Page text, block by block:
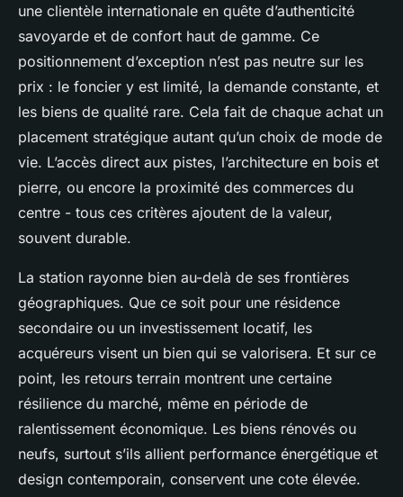
une clientèle internationale en quête d’authenticité
savoyarde et de confort haut de gamme. Ce
positionnement d’exception n’est pas neutre sur les
prix : le foncier y est limité, la demande constante, et
les biens de qualité rare. Cela fait de chaque achat un
placement stratégique autant qu’un choix de mode de
vie. L’accès direct aux pistes, l’architecture en bois et
pierre, ou encore la proximité des commerces du
centre - tous ces critères ajoutent de la valeur,
souvent durable.
La station rayonne bien au-delà de ses frontières
géographiques. Que ce soit pour une résidence
secondaire ou un investissement locatif, les
acquéreurs visent un bien qui se valorisera. Et sur ce
point, les retours terrain montrent une certaine
résilience du marché, même en période de
ralentissement économique. Les biens rénovés ou
neufs, surtout s’ils allient performance énergétique et
design contemporain, conservent une cote élevée.